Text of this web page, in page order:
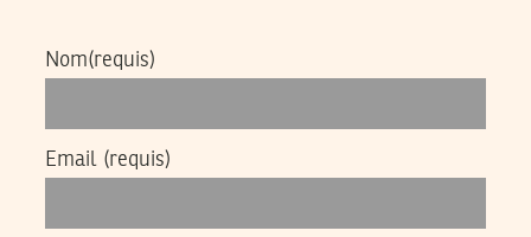
Nom(requis)
Email (requis)